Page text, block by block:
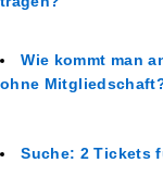
Wie kommt man
ohne
Suche: 2 Tickets